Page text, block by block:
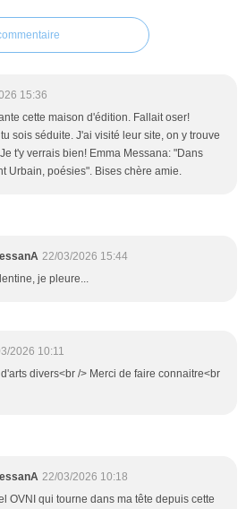
15:36
cette maison d'édition. Fallait oser!
sois séduite. J'ai visité leur site, on y trouve
t'y verrais bien! Emma Messana: "Dans
Urbain, poésies". Bises chère amie.
22/03/2026 15:44
je pleure...
2026 10:11
divers<br /> Merci de faire connaitre<br
22/03/2026 10:18
OVNI qui tourne dans ma tête depuis cette